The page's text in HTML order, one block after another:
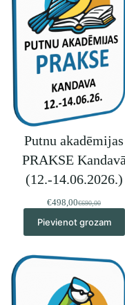
Putnu akadēmijas
PRAKSE Kandavā
(12.-14.06.2026.)
€690,00
Original
price
was:
€498,00Current
price
is:
Pievienot grozam